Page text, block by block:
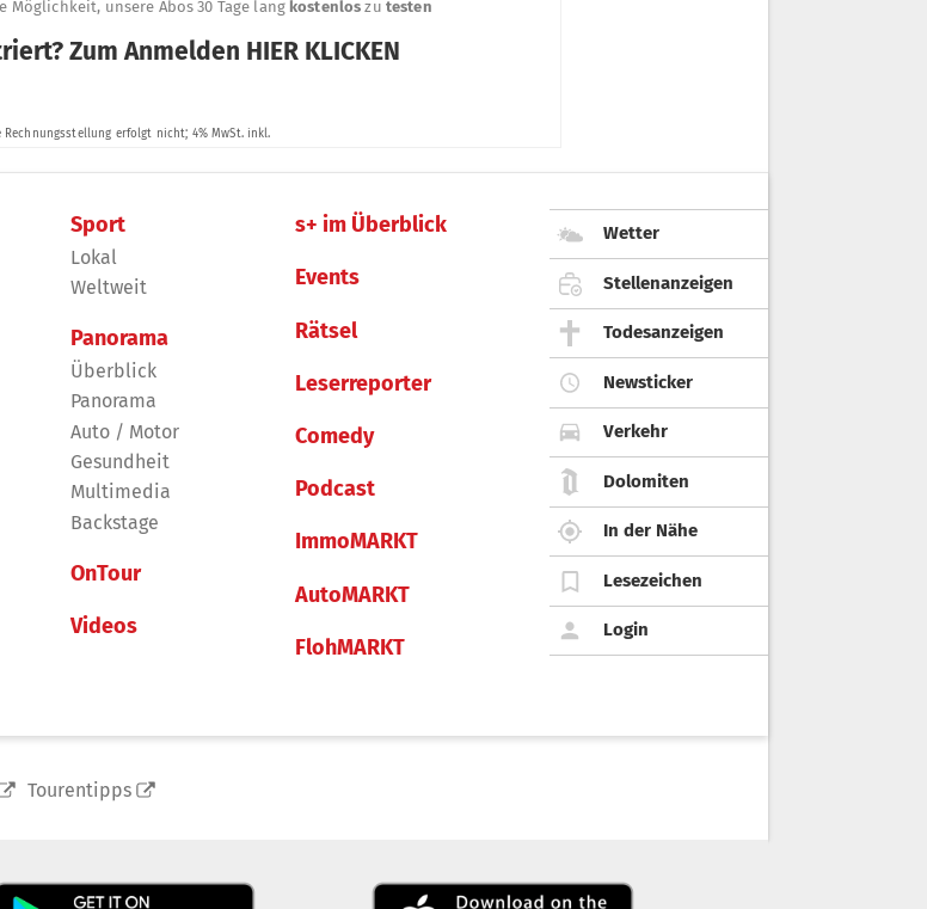
Sport
Lokal
Weltweit
Panorama
Überblick
Panorama
Auto / Motor
Gesundheit
Multimedia
Backstage
OnTour
Videos
s+ im Überblick
Events
Rätsel
Leserreporter
Comedy
Podcast
ImmoMARKT
AutoMARKT
FlohMARKT
Wetter
Stellenanzeigen
Todesanzeigen
Newsticker
Verkehr
Dolomiten
In der Nähe
Lesezeichen
Login
Tourentipps